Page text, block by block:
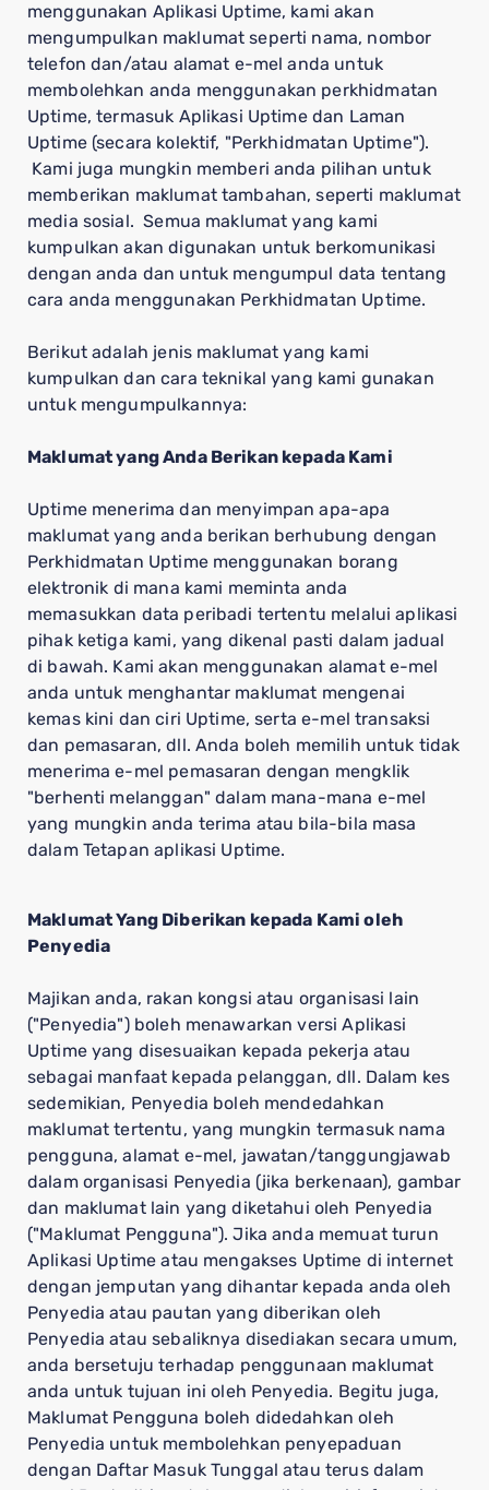
menggunakan Aplikasi Uptime, kami akan
mengumpulkan maklumat seperti nama, nombor
telefon dan/atau alamat e-mel anda untuk
membolehkan anda menggunakan perkhidmatan
Uptime, termasuk Aplikasi Uptime dan Laman
Uptime (secara kolektif, "Perkhidmatan Uptime").
Kami juga mungkin memberi anda pilihan untuk
memberikan maklumat tambahan, seperti maklumat
media sosial. Semua maklumat yang kami
kumpulkan akan digunakan untuk berkomunikasi
dengan anda dan untuk mengumpul data tentang
cara anda menggunakan Perkhidmatan Uptime.
Berikut adalah jenis maklumat yang kami
kumpulkan dan cara teknikal yang kami gunakan
untuk mengumpulkannya:
Maklumat yang Anda Berikan kepada Kami
Uptime menerima dan menyimpan apa-apa
maklumat yang anda berikan berhubung dengan
Perkhidmatan Uptime menggunakan borang
elektronik di mana kami meminta anda
memasukkan data peribadi tertentu melalui aplikasi
pihak ketiga kami, yang dikenal pasti dalam jadual
di bawah. Kami akan menggunakan alamat e-mel
anda untuk menghantar maklumat mengenai
kemas kini dan ciri Uptime, serta e-mel transaksi
dan pemasaran, dll. Anda boleh memilih untuk tidak
menerima e-mel pemasaran dengan mengklik
"berhenti melanggan" dalam mana-mana e-mel
yang mungkin anda terima atau bila-bila masa
dalam Tetapan aplikasi Uptime.
Maklumat Yang Diberikan kepada Kami oleh
Penyedia
Majikan anda, rakan kongsi atau organisasi lain
("Penyedia") boleh menawarkan versi Aplikasi
Uptime yang disesuaikan kepada pekerja atau
sebagai manfaat kepada pelanggan, dll. Dalam kes
sedemikian, Penyedia boleh mendedahkan
maklumat tertentu, yang mungkin termasuk nama
pengguna, alamat e-mel, jawatan/tanggungjawab
dalam organisasi Penyedia (jika berkenaan), gambar
dan maklumat lain yang diketahui oleh Penyedia
("Maklumat Pengguna"). Jika anda memuat turun
Aplikasi Uptime atau mengakses Uptime di internet
dengan jemputan yang dihantar kepada anda oleh
Penyedia atau pautan yang diberikan oleh
Penyedia atau sebaliknya disediakan secara umum,
anda bersetuju terhadap penggunaan maklumat
anda untuk tujuan ini oleh Penyedia. Begitu juga,
Maklumat Pengguna boleh didedahkan oleh
Penyedia untuk membolehkan penyepaduan
dengan Daftar Masuk Tunggal atau terus dalam